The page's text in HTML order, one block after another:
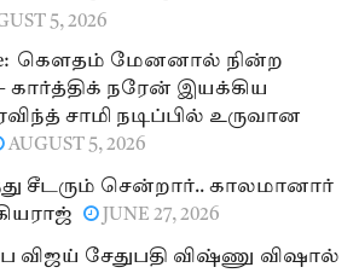
5, 2026
கௌதம் மேனனால் நின்ற
நரேன் இயக்கிய
சாமி நடிப்பில் உருவான
AUGUST 5, 2026
சீடரும் சென்றார்.. காலமானார்
JUNE 27, 2026
விஜய் சேதுபதி விஷ்ணு விஷால்